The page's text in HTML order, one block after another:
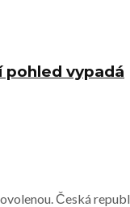
pohled vypadá
Česká